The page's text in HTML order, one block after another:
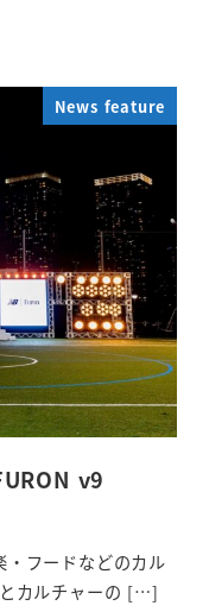
News feature
v9
・フードなどのカル
カルチャーの […]